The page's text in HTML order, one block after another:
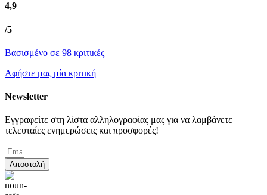
4,9
/5
Βασισμένο σε 98 κριτικές
Αφήστε μας μία κριτική
Newsletter
Εγγραφείτε στη λίστα αλληλογραφίας μας για να λαμβάνετε
τελευταίες ενημερώσεις και προσφορές!
Αποστολή